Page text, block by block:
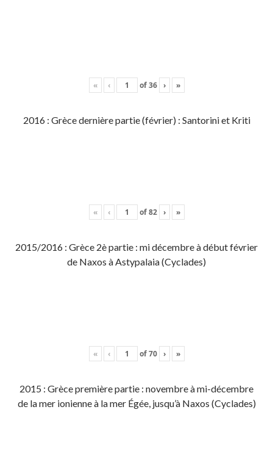
« ‹ of36 › »
2016 : Grèce dernière partie (février) : Santorini et Kriti
« ‹ of82 › »
2015/2016 : Grèce 2è partie : mi décembre à début février
de Naxos à Astypalaia (Cyclades)
« ‹ of70 › »
2015 : Grèce première partie : novembre à mi-décembre
de la mer ionienne à la mer Égée, jusqu’à Naxos (Cyclades)